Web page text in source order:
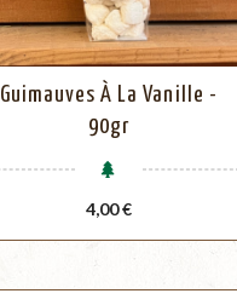
Guimauves À La Vanille -
90gr
Prix
4,00 €